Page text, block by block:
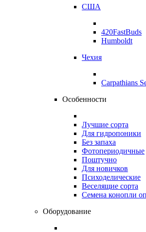
США
420FastBuds
Humboldt
Чехия
Carpathians
Особенности
Лучшие сорта
Для гидропоники
Без запаха
Фотопериодичные
Поштучно
Для новичков
Психоделические
Веселящие сорта
Семена конопли
Оборудование